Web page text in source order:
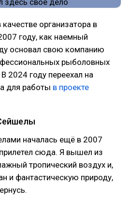
организатора в
году, как наемный
основал свою компанию
рыболовных
2024 году переехал на
для работы в проекте
началась ещё в 2007
сюда. Я вышел из
тропический воздух и,
и фантастическую природу,